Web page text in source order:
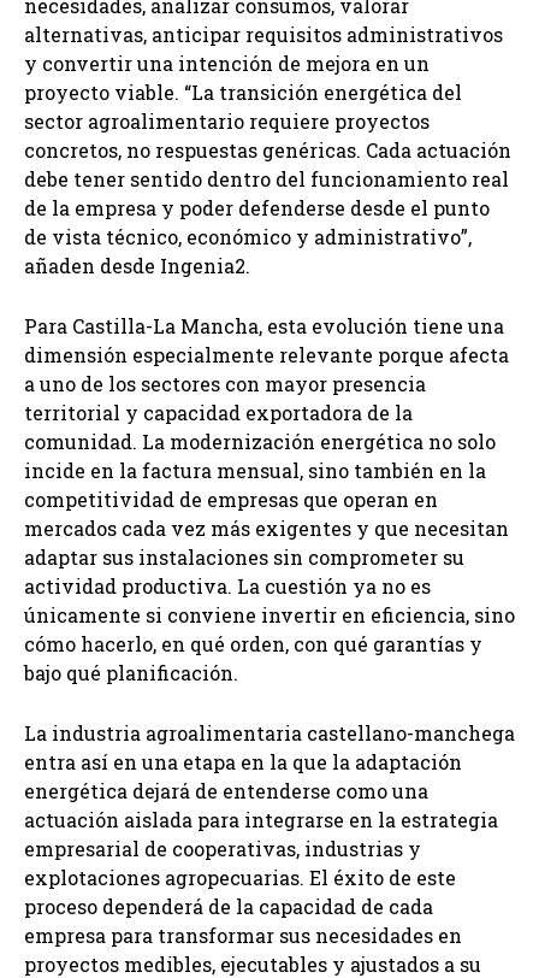
alternativas, anticipar requisitos administrativos
y convertir una intención de mejora en un
proyecto viable. “La transición energética del
sector agroalimentario requiere proyectos
concretos, no respuestas genéricas. Cada actuación
debe tener sentido dentro del funcionamiento real
de la empresa y poder defenderse desde el punto
de vista técnico, económico y administrativo”,
añaden desde Ingenia2.
Para Castilla-La Mancha, esta evolución tiene una
dimensión especialmente relevante porque afecta
a uno de los sectores con mayor presencia
territorial y capacidad exportadora de la
comunidad. La modernización energética no solo
incide en la factura mensual, sino también en la
competitividad de empresas que operan en
mercados cada vez más exigentes y que necesitan
adaptar sus instalaciones sin comprometer su
actividad productiva. La cuestión ya no es
únicamente si conviene invertir en eficiencia, sino
cómo hacerlo, en qué orden, con qué garantías y
bajo qué planificación.
La industria agroalimentaria castellano-manchega
entra así en una etapa en la que la adaptación
energética dejará de entenderse como una
actuación aislada para integrarse en la estrategia
empresarial de cooperativas, industrias y
explotaciones agropecuarias. El éxito de este
proceso dependerá de la capacidad de cada
empresa para transformar sus necesidades en
proyectos medibles, ejecutables y ajustados a su